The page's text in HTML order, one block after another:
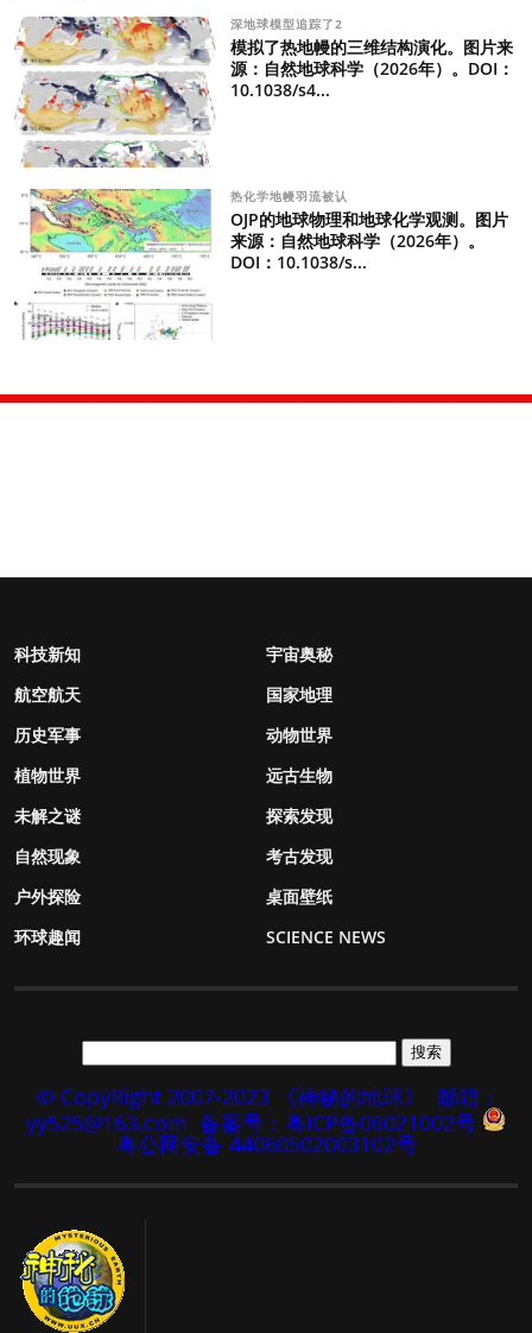
深地球模型追踪了2
模拟了热地幔的三维结构演化。图片来
源：自然地球科学（2026年）。DOI：
10.1038/s4...
热化学地幔羽流被认
OJP的地球物理和地球化学观测。图片
来源：自然地球科学（2026年）。
DOI：10.1038/s...
科技新知
宇宙奥秘
航空航天
国家地理
历史军事
动物世界
植物世界
远古生物
未解之谜
探索发现
自然现象
考古发现
户外探险
桌面壁纸
环球趣闻
SCIENCE NEWS
© CopyRight 2007-2023 《神秘的地球》
邮箱：
yy525@163.com 备案号：粤ICP备06021002号
粤公网安备 44060502003102号